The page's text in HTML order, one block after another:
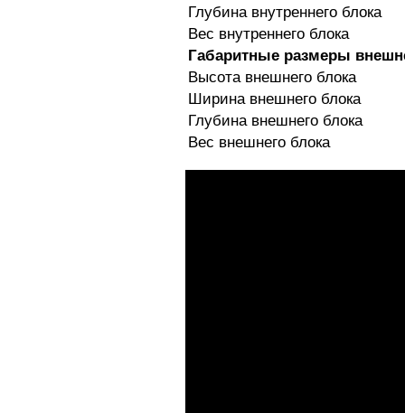
Глубина внутреннего блока
Вес внутреннего блока
Габаритные размеры
Высота внешнего блока
Ширина внешнего блока
Глубина внешнего блока
Вес внешнего блока